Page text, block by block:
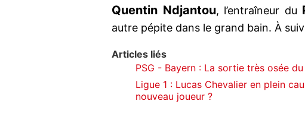
Quentin Ndjantou, l’entraîneur du
autre pépite dans le grand bain. À
Articles liés
PSG - Bayern : La sortie très osée
Ligue 1 : Lucas Chevalier en plein
nouveau joueur ?